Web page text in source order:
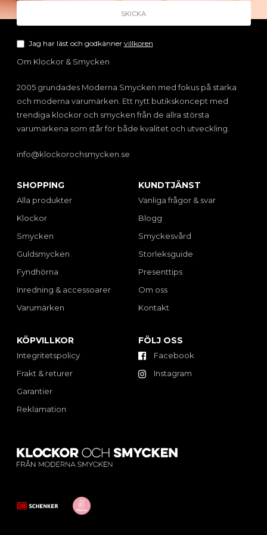
Jag har läst och godkänner villkoren
Om Klockor & Smycken
2005 grundades Moderna Smycken med fokus på starka
och moderna varumärken. Ett nytt butikskoncept med
trendiga klockor och smycken från de allra största
varumärkena som står för både kvalitet och utveckling.
info@klockorochsmycken.se
SHOPPING
Alla produkter
Klockor
Smycken
Guldsmycken
Fyndhörna
Inredning & accessoarer
Varumärken
KUNDTJÄNST
Vanliga frågor & svar
Blogg
Smyckesvård
Storleksguide
Presenttips
Om oss
Kontakt
KÖPVILLKOR
Integritetspolicy
Frakt & returer
Garantier
Reklamation
FÖLJ OSS
Facebook
Instagram